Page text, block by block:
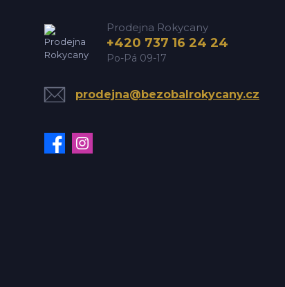
Prodejna Rokycany
+420 737 16 24 24
Po-Pá 09-17
prodejna@bezobalrokycany.cz